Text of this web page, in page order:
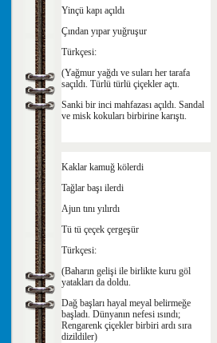
Yinçü kapı açıldı
Çından yıpar yuğruşur
Türkçesi:
(Yağmur yağdı ve suları her tarafa
saçıldı. Türlü türlü çiçekler açtı.
Sanki bir inci mahfazası açıldı. Sandal
ve misk kokuları birbirine karıştı.
Kaklar kamuğ kölerdi
Tağlar başı ilerdi
Ajun tını yılırdı
Tü tü çeçek çergeşür
Türkçesi:
(Baharın gelişi ile birlikte kuru göl
yatakları da doldu.
Dağ başları hayal meyal belirmeğe
başladı. Dünyanın nefesi ısındı;
Rengarenk çiçekler birbiri ardı sıra
dizildiler)